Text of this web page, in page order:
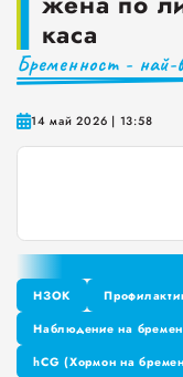
Как да постъпваме
каса
Бременност - най-
14 май 2026 | 13:58
НЗОК
НЗОК
Наблюдение на
Наблюдение на
hCG (Хормон на